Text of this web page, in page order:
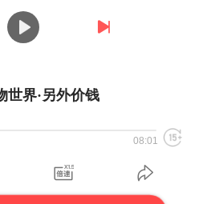
世界·另外价钱
08:01